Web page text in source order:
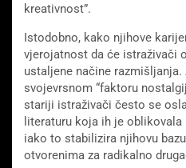
kreativnost”.
Istodobno, kako njihove
vjerojatnost da će istraživači
ustaljene načine
svojevrsnom “faktoru
stariji istraživači često se
literaturu koja ih je
iako to stabilizira njihovu
otvorenima za radikalno